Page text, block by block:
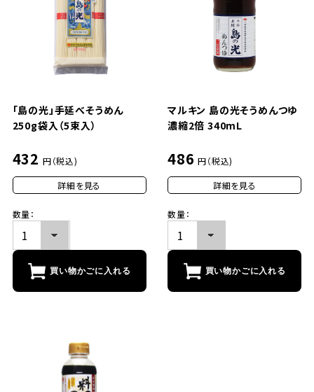
「島の光」手延べそうめん
250g袋入（5束入）
432 円（税込)
詳細を見る
数量：
買い物かごに入れる
マルキン 島の光そうめんつゆ
濃縮2倍 340mL
486 円（税込)
詳細を見る
数量：
買い物かごに入れる